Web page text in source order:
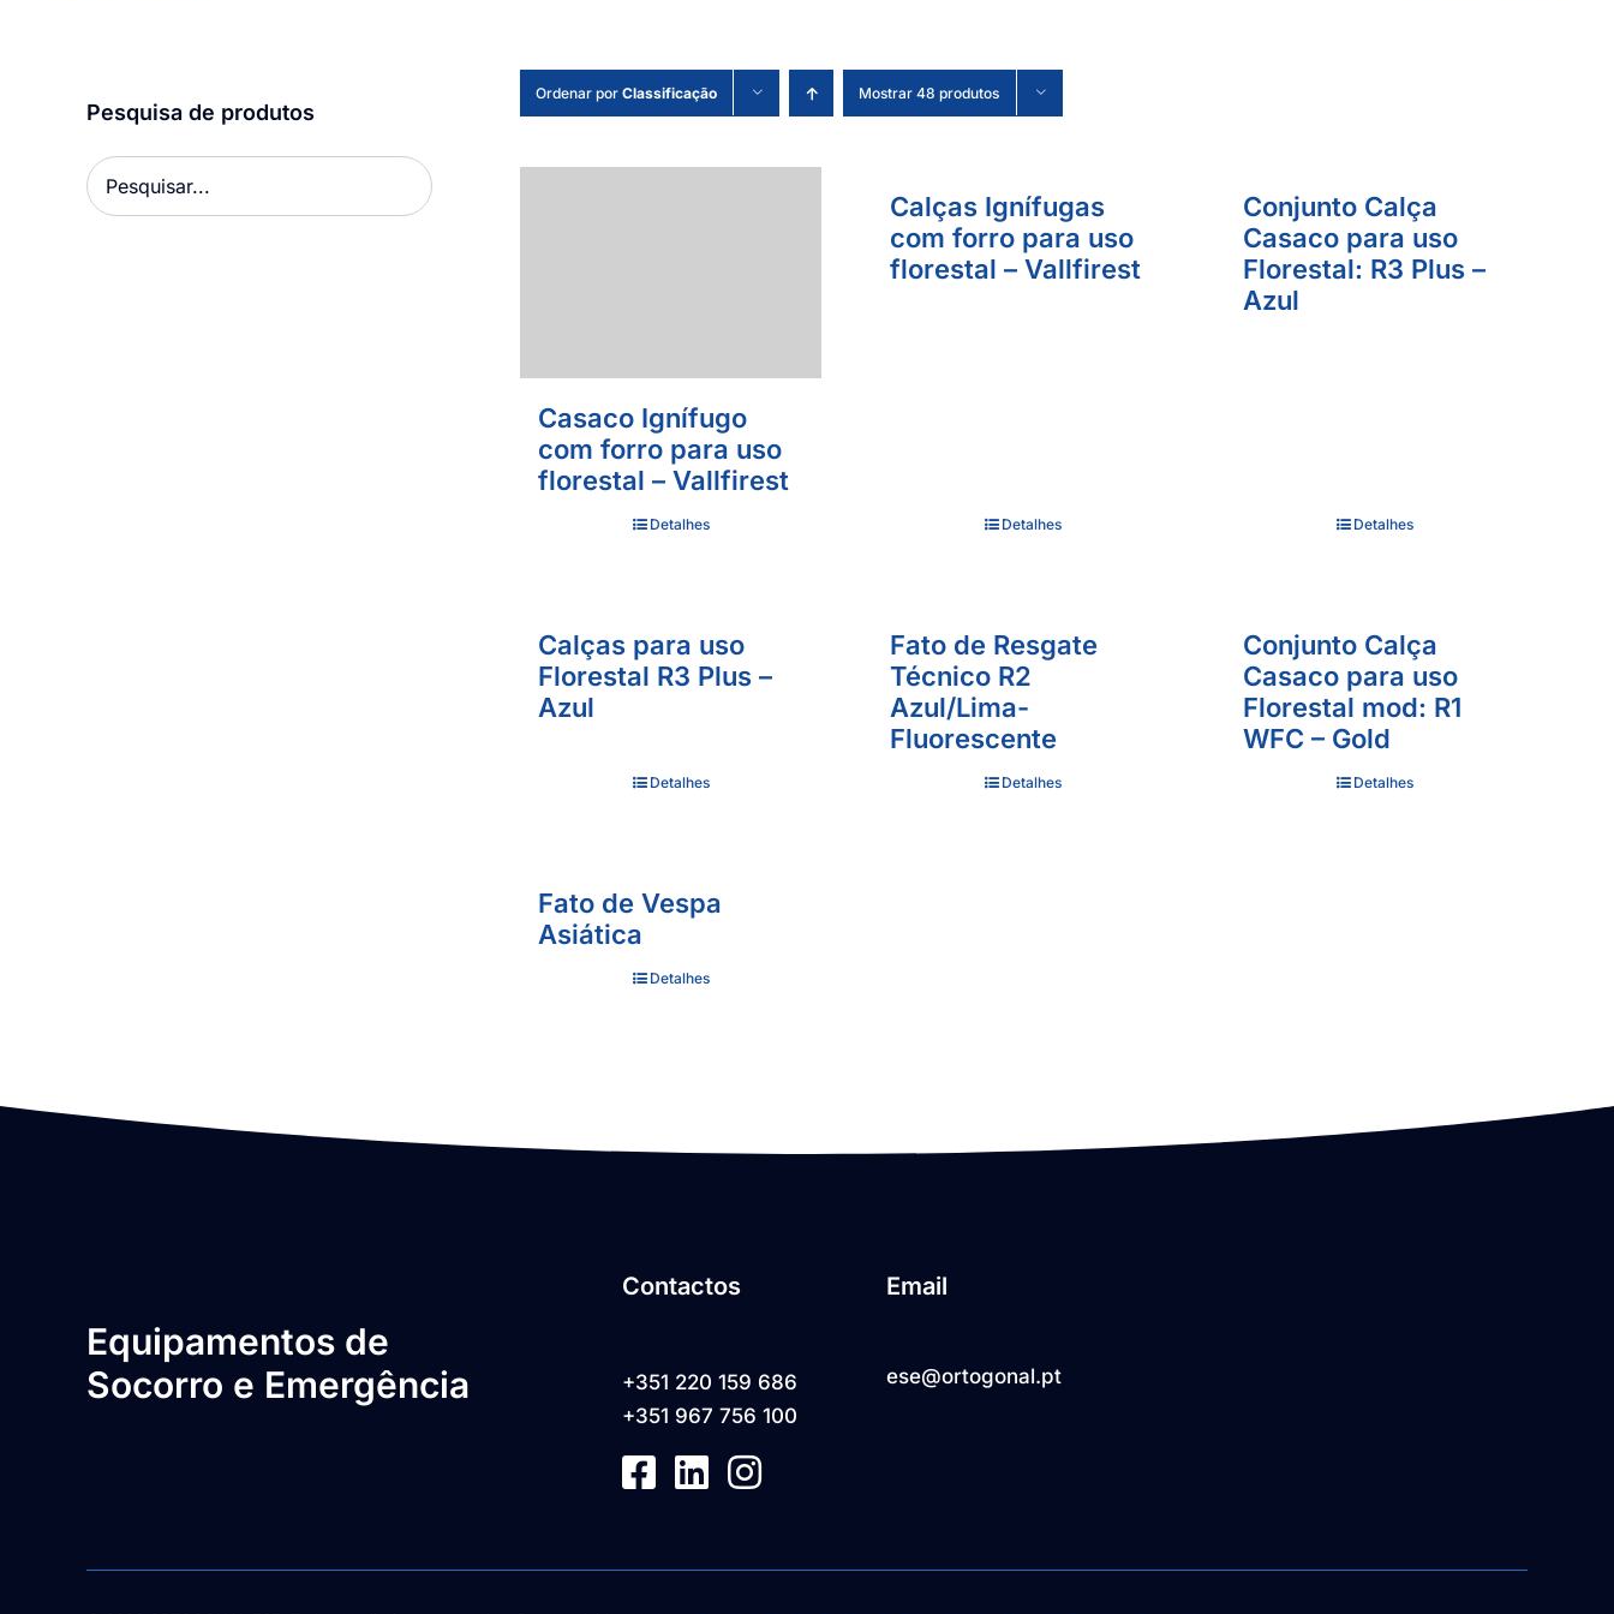
Ordenar por Classificação Mostrar 48 produtos
Casaco Ignífugo
com forro para uso
florestal – Vallfirest
Detalhes
Calças Ignífugas
com forro para uso
florestal – Vallfirest
Detalhes
Conjunto Calça
Casaco para uso
Florestal: R3 Plus –
Azul
Detalhes
Calças para uso
Florestal R3 Plus –
Azul
Detalhes
Fato de Resgate
Técnico R2
Azul/Lima-
Fluorescente
Detalhes
Conjunto Calça
Casaco para uso
Florestal mod: R1
WFC – Gold
Detalhes
Fato de Vespa
Asiática
Detalhes
Pesquisa de produtos
Equipamentos de
Socorro e Emergência
Contactos
+351 220 159 686
+351 967 756 100
Email
ese@ortogonal.pt